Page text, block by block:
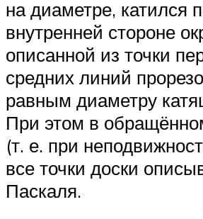
на диаметре, катился
внутренней стороне
описанной из точки
средних линий
равным диаметру
При этом в
(т. е. при
все точки доски
Паскаля.